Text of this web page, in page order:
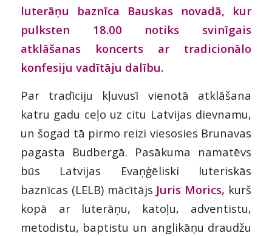
luterāņu baznīca Bauskas novadā, kur
pulksten 18.00 notiks svinīgais
atklāšanas koncerts ar tradicionālo
konfesiju vadītāju dalību.
Par tradīciju kļuvusī vienotā atklāšana
katru gadu ceļo uz citu Latvijas dievnamu,
un šogad tā pirmo reizi viesosies Brunavas
pagasta Budbergā. Pasākuma namatēvs
būs Latvijas Evaņģēliski luteriskās
baznīcas (LELB) mācītājs Juris Morics, kurš
kopā ar luterāņu, katoļu, adventistu,
metodistu, baptistu un anglikāņu draudžu